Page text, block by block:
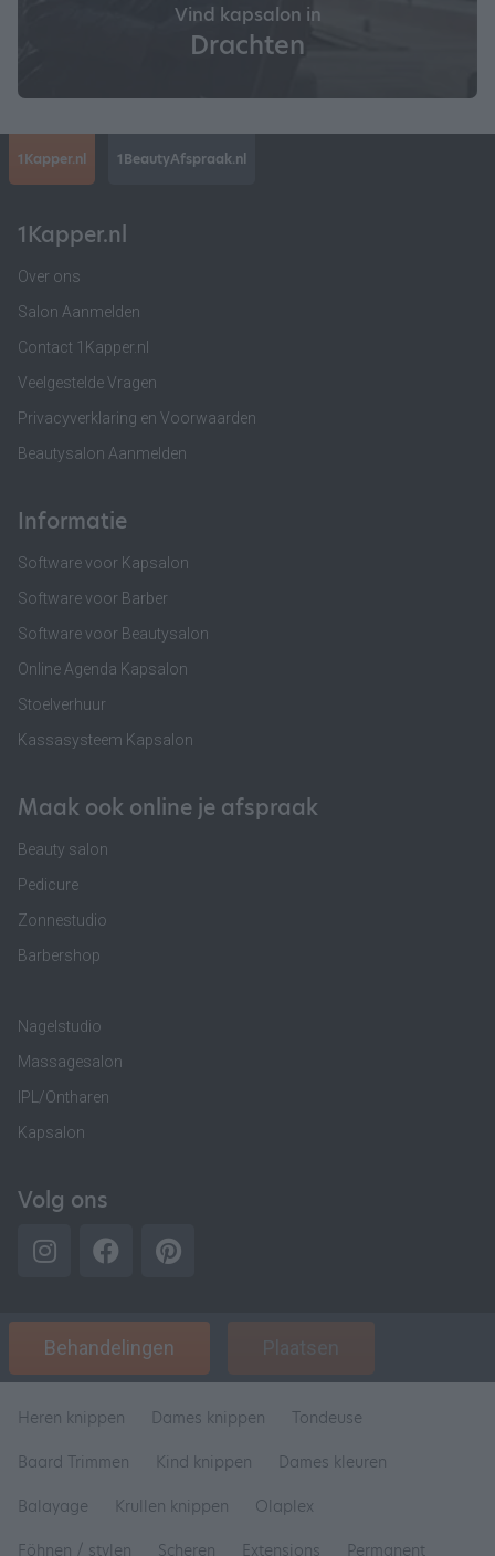
Vind kapsalon in
Drachten
1Kapper.nl 1BeautyAfspraak.nl
1Kapper.nl
Over ons
Salon Aanmelden
Contact 1Kapper.nl
Veelgestelde Vragen
Privacyverklaring en Voorwaarden
Beautysalon Aanmelden
Informatie
Software voor Kapsalon
Software voor Barber
Software voor Beautysalon
Online Agenda Kapsalon
Stoelverhuur
Kassasysteem Kapsalon
Maak ook online je afspraak
Beauty salon
Pedicure
Zonnestudio
Barbershop
Nagelstudio
Massagesalon
IPL/Ontharen
Kapsalon
Volg ons
Behandelingen Plaatsen
Heren knippen Dames knippen
Tondeuse
Baard Trimmen
Kind knippen
Dames kleuren
Balayage
Krullen knippen
Olaplex
Föhnen / stylen
Scheren Extensions Permanent